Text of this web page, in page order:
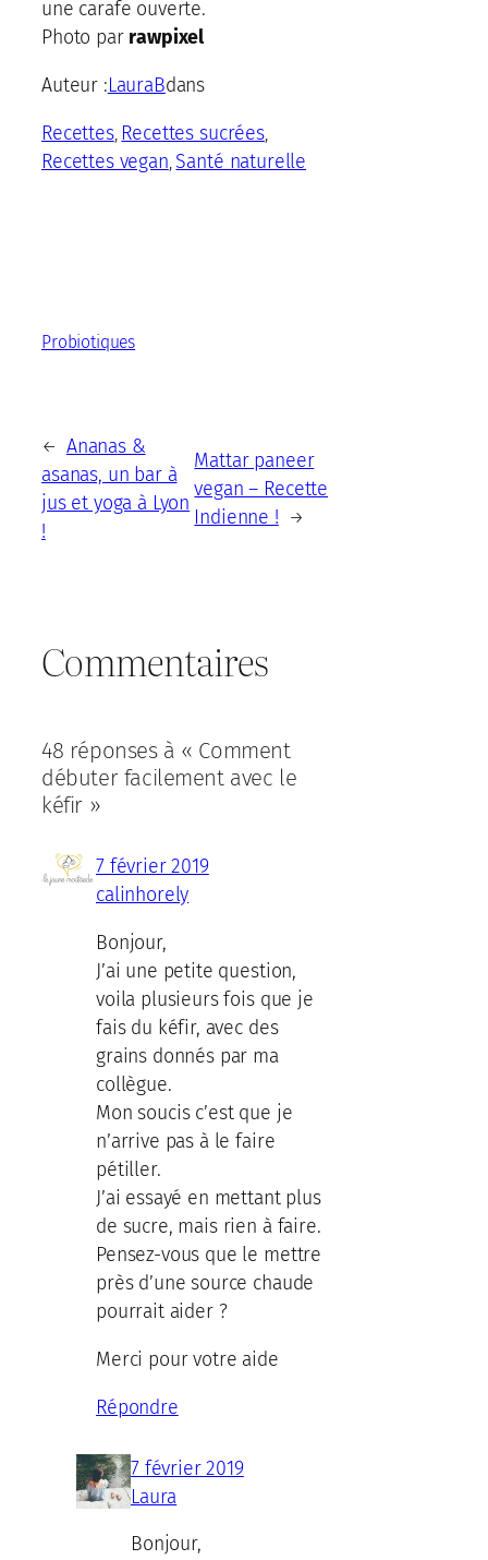
une carafe ouverte.
Photo par rawpixel
Auteur :LauraBdans
Recettes, Recettes sucrées
Recettes vegan , Santé naturelle
Probiotiques
← Ananas &
asanas, un bar à
jus et yoga à Lyon
!
Mattar paneer
vegan – Recette
Indienne !
→
Commentaires
48 réponses à « Comment
débuter facilement avec le
kéfir »
7 février 2019
calinhorely
Bonjour,
J’ai une petite question,
voila plusieurs fois que je
fais du kéfir, avec des
grains donnés par ma
collègue.
Mon soucis c’est que je
n’arrive pas à le faire
pétiller.
J’ai essayé en mettant plus
de sucre, mais rien à faire.
Pensez-vous que le mettre
près d’une source chaude
pourrait aider ?
Merci pour votre aide
Répondre
7 février 2019
Laura
Bonjour,